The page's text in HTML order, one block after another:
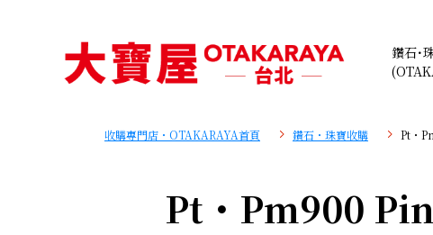
鑽石･
收購專門店・OTAKARAYA首頁 鑽石・珠寶收購 Pt・
Pt・Pm900